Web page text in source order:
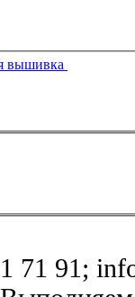
вышивка
71 91;